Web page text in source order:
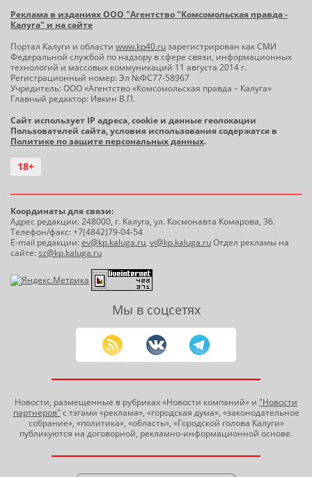
Реклама в изданиях ООО "Агентство "Комсомольская правда -
Калуга" и на сайте
Портал Калуги и области www.kp40.ruзарегистрирован как СМИ
Федеральной службой по надзору в сфере связи, информационных
технологий и массовых коммуникаций 11 августа 2014 г.
Регистрационный номер: Эл №ФС77-58967
Учредитель: ООО «Агентство «Комсомольская правда – Калуга»
Главный редактор: Ивкин В.П.
Сайт использует IP адреса, cookie и данные геолокации
Пользователей сайта, условия использования содержатся в
Политике по защите персональных данных.
18+
Координаты для связи:
Адрес редакции: 248000, г. Калуга, ул. Космонавта Комарова, 36.
Телефон/факс: +7(4842)79-04-54
E-mail редакции:ev@kp.kaluga.ru, vi@kp.kaluga.ruОтдел рекламы на
сайте:sz@kp.kaluga.ru
Мы в соцсетях
Новости, размещенные в рубриках «Новости компаний» и "Новости
партнеров" с тэгами «реклама», «городская дума», «законодательное
собрание», «политика», «область», «Городской голова Калуги»
публикуются на договорной, рекламно-информационной основе.